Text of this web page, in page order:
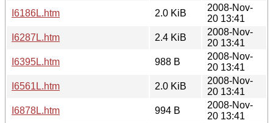
I6186L.htm
2.0 KiB
2008-Nov-
20 13:41
I6287L.htm
2.4 KiB
2008-Nov-
20 13:41
I6395L.htm
988 B
2008-Nov-
20 13:41
I6561L.htm
2.0 KiB
2008-Nov-
20 13:41
I6878L.htm
994 B
2008-Nov-
20 13:41